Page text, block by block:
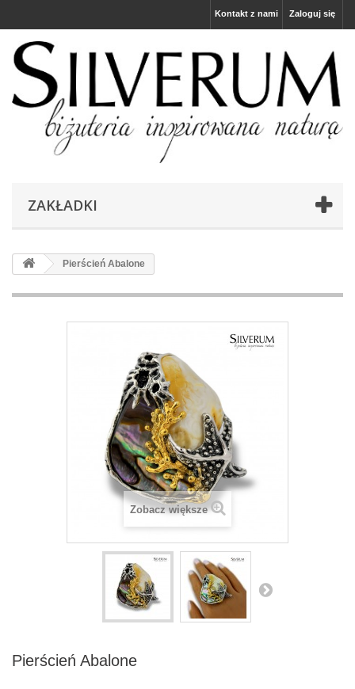
Zaloguj się
Kontakt z nami
ZAKŁADKI
Pierścień Abalone
Zobacz większe
Pierścień Abalone